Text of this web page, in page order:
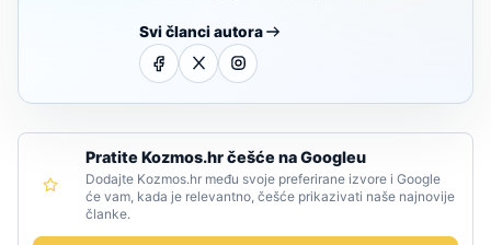
Svi članci autora
Pratite Kozmos.hr češće na Googleu
Dodajte Kozmos.hr među svoje preferirane izvore i Google
će vam, kada je relevantno, češće prikazivati naše najnovije
članke.